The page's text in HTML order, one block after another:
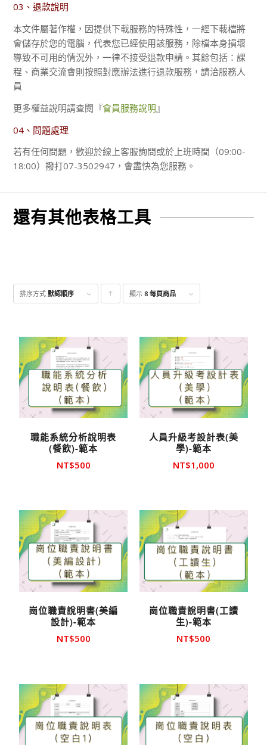
03、退款說明
本文件屬著作權，因提供下載服務的特殊性，一經下載檔將
會儲存於您的電腦，代表您已經使用該服務，除檔本身損壞
導致不可用的情況外，一律不接受退款申請。其餘包括：課
程、商業交流會則按照對應辦法進行退款服務，請洽服務人
員
更多權益說明請查閱『會員服務說明 』
04、問題處理
若有任何問題，歡迎於線上客服詢問或於上班時間（09:00-
18:00）撥打07-3502947，會盡快為您服務。
還有其他表格工具
排序方式默認順序 點
品
顯示8 每頁商品
職能系統分析說明表
(餐飲)-範本
NT$500
人員升級考設計表(美
學)-範本
NT$1,000
崗位職責說明書(美編
設計)-範本
NT$500
崗位職責說明書(工讀
生)-範本
NT$500